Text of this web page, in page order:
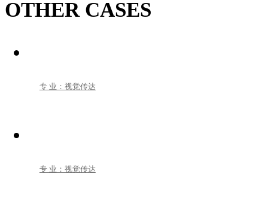
OTHER CASES
专 业：视觉传达
专 业：视觉传达